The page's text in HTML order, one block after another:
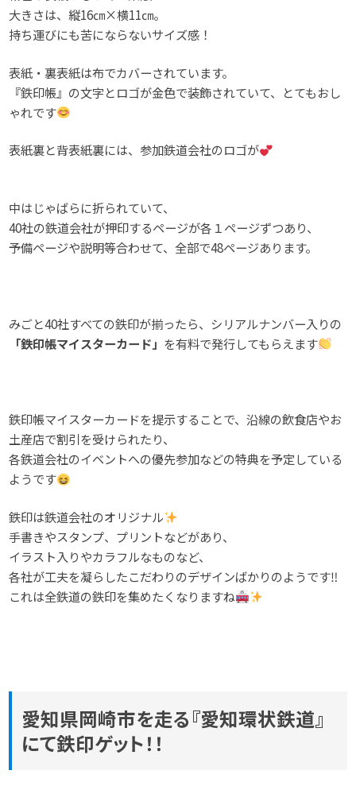
大きさは、縦16㎝×横11㎝。
持ち運びにも苦にならないサイズ感！
表紙・裏表紙は布でカバーされています。
『鉄印帳』の文字とロゴが金色で装飾されていて、とてもおし
ゃれです
表紙裏と背表紙裏には、参加鉄道会社のロゴが
中はじゃばらに折られていて、
40社の鉄道会社が押印するページが各１ページずつあり、
予備ページや説明等合わせて、全部で48ページあります。
みごと40社すべての鉄印が揃ったら、シリアルナンバー入りの
「鉄印帳マイスターカード」 を有料で発行してもらえます
鉄印帳マイスターカードを提示することで、沿線の飲食店やお
土産店で割引を受けられたり、
各鉄道会社のイベントへの優先参加などの特典を予定している
ようです
鉄印は鉄道会社のオリジナル
手書きやスタンプ、プリントなどがあり、
イラスト入りやカラフルなものなど、
各社が工夫を凝らしたこだわりのデザインばかりのようです‼
これは全鉄道の鉄印を集めたくなりますね
愛知県岡崎市を走る『愛知環状鉄道』
にて鉄印ゲット！！